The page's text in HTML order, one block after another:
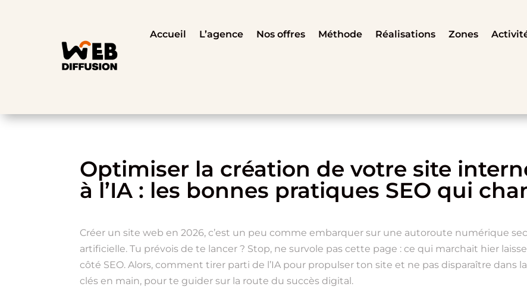
Accueil L’agence Nos offres Méthode Réalisations Zones
Optimiser la création de votre site
à l’IA : les bonnes pratiques SEO qui
Créer un site web en 2026, c’est un peu comme embarquer sur une autoroute numérique
artificielle. Tu prévois de te lancer ? Stop, ne survole pas cette page : ce qui marchait hier
côté SEO. Alors, comment tirer parti de l’IA pour propulser ton site et ne pas disparaître dans
clés en main, pour te guider sur la route du succès digital.